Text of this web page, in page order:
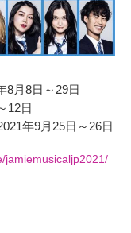
8月8日～29日
12日
年9月25日～26日
jamiemusicaljp2021/